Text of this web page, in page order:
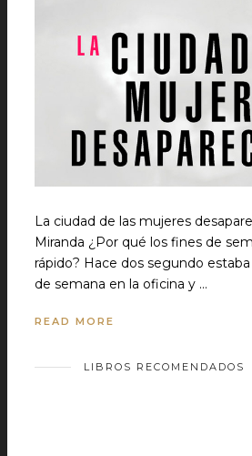
La ciudad de las mujeres
Miranda ¿Por qué los fines de
rápido? Hace dos segundo
de semana en la oficina y …
READ MORE
LIBROS RECOMENDADOS